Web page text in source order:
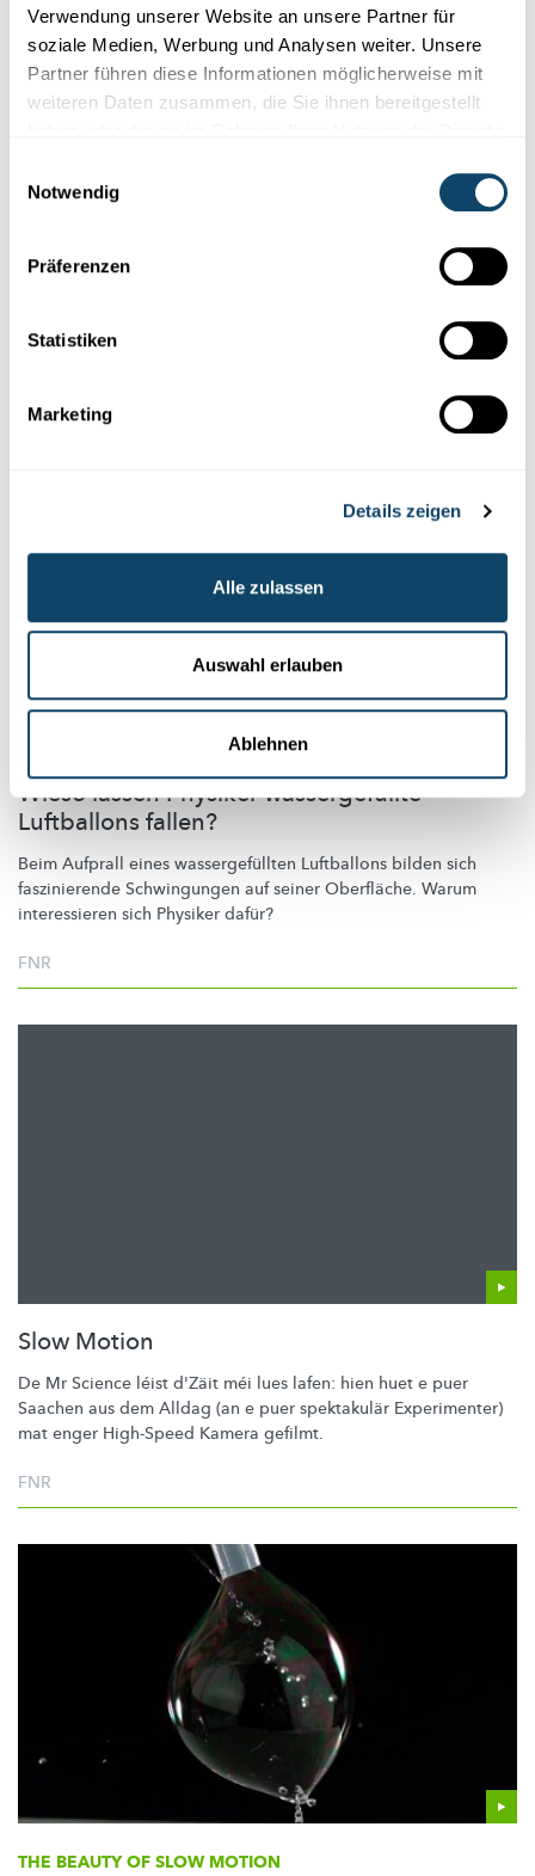
Verwendung unserer Website an unsere Partner für
soziale Medien, Werbung und Analysen weiter. Unsere
Partner führen diese Informationen möglicherweise mit
weiteren Daten zusammen, die Sie ihnen bereitgestellt
Notwendig
Präferenzen
Statistiken
Marketing
Details zeigen
Alle zulassen
Auswahl erlauben
Ablehnen
Wieso kann Eis eine Explosion erzeugen?
Trockeneis eine Explosion erzeugen?
Wieso lassen Physiker wassergefüllte
Luftballons fallen?
Beim Aufprall eines wassergefüllten Luftballons bilden sich
faszinierende Schwingungen auf seiner Oberfläche. Warum
interessieren sich Physiker dafür?
FNR
Slow Motion
De Mr Science léist d'Zäit méi lues lafen: hien huet e puer
Saachen aus dem Alldag (an e puer spektakulär Experimenter)
mat enger High-Speed Kamera gefilmt.
FNR
THE BEAUTY OF SLOW MOTION